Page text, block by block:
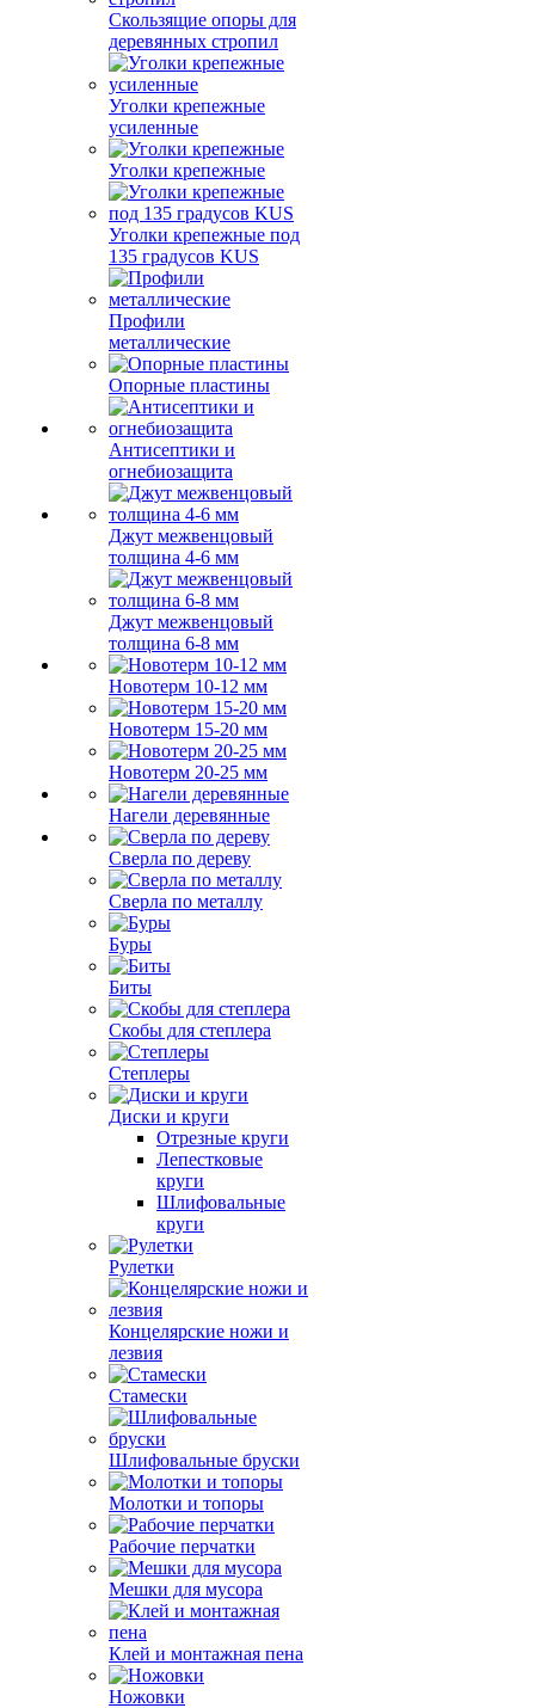
Скользящие опоры для
деревянных стропил
Уголки крепежные
усиленные
Уголки крепежные
Уголки крепежные под
135 градусов KUS
Профили
металлические
Опорные пластины
Антисептики и
огнебиозащита
Джут межвенцовый
толщина 4-6 мм
Джут межвенцовый
толщина 6-8 мм
Новотерм 10-12 мм
Новотерм 15-20 мм
Новотерм 20-25 мм
Нагели деревянные
Сверла по дереву
Сверла по металлу
Буры
Биты
Скобы для степлера
Степлеры
Диски и круги
Отрезные круги
Лепестковые
круги
Шлифовальные
круги
Рулетки
Концелярские ножи и
лезвия
Стамески
Шлифовальные бруски
Молотки и топоры
Рабочие перчатки
Мешки для мусора
Клей и монтажная пена
Ножовки